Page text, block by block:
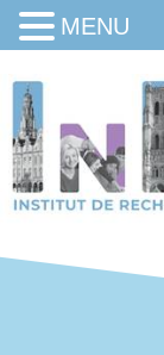
MENU